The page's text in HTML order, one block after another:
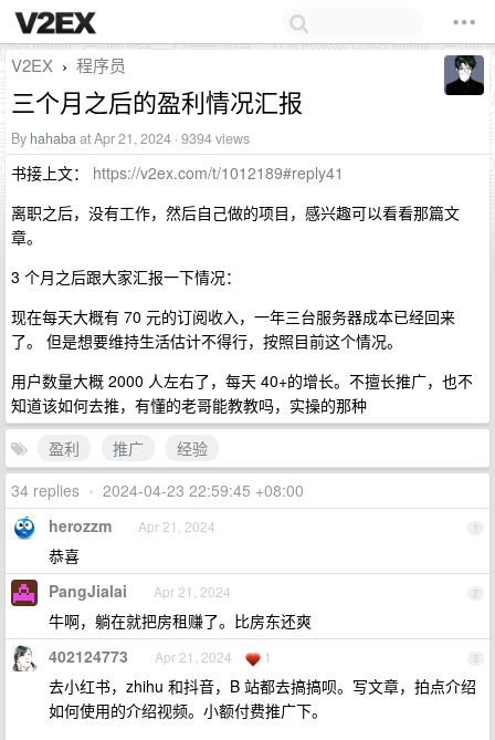
V2EX › 程序员
三个月之后的盈利情况汇报
By hahabaat Apr 21, 2024 · 9394 views
书接上文： https://v2ex.com/t/1012189#reply41
离职之后，没有工作，然后自己做的项目，感兴趣可以看看那篇文
章。
3 个月之后跟大家汇报一下情况：
现在每天大概有 70 元的订阅收入，一年三台服务器成本已经回来
了。 但是想要维持生活估计不得行，按照目前这个情况。
用户数量大概 2000 人左右了，每天 40+的增长。不擅长推广，也不
知道该如何去推，有懂的老哥能教教吗，实操的那种
盈利
推广
经验
34 replies • 2024-04-23 22:59:45 +08:00
1
herozzm Apr 21, 2024
恭喜
2
PangJialai Apr 21, 2024
牛啊，躺在就把房租赚了。比房东还爽
3
402124773 Apr 21, 2024 1
去小红书，zhihu 和抖音，B 站都去搞搞呗。写文章，拍点介绍
如何使用的介绍视频。小额付费推广下。